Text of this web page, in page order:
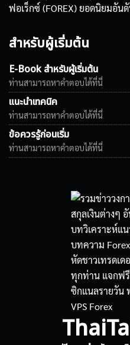
ฟอเร็กซ์ (FOREX) ยอดนิยมอัน
สำหรับผู้เริ่มต้น
E-Book สำหรับผู้เริ่มต้น
ท่านสามารถหาคำตอบได้ที่นี่
แนะนำเทคนิค
ท่านสามารถหาคำตอบได้ที่นี่
ข้อควรรู้ก่อนเริ่ม
ท่านสามารถหาคำตอบได้ที่นี่